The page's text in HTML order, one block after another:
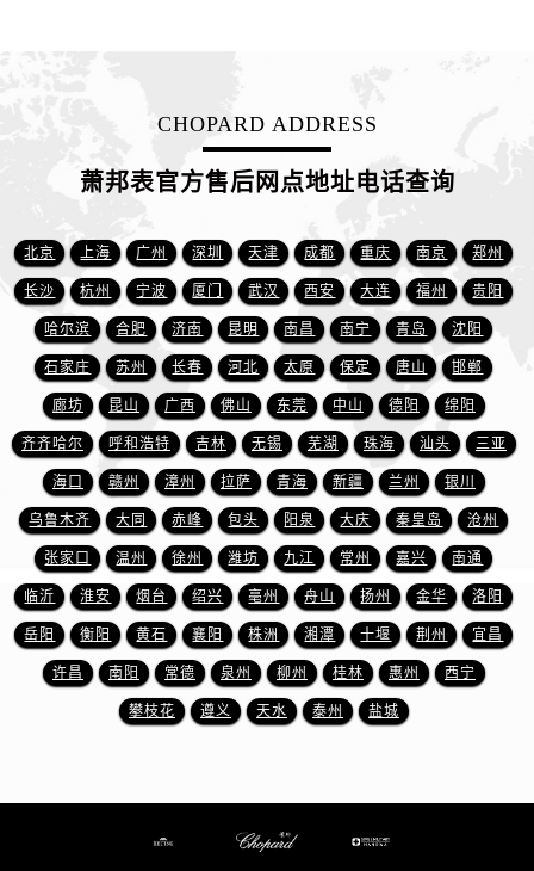
山东省德州市德城区东风中路萧邦售后服务中心（需提前预约）
山东省东营市东营区济南路萧邦售后服务中心（需提前预约）
山东省济南市历下区经十路11111号华润中心写字楼（万象城）15层1508室萧邦售后服务中心（需提前预约）
山东省济宁市任城区太白楼路萧邦售后服务中心（需提前预约）
山东省莱芜市文化南路8号银座商城名表维修一楼名表维修萧邦售后服务中心（需提前预约）
山东省临沂市兰山区解放路萧邦售后服务中心（需提前预约）
山东省日照市东港区烟台路萧邦售后服务中心（需提前预约）
山东省泰安市泰山区财源街道泰山大街萧邦售后服务中心（需提前预约）
山东省威海市环翠区新威海路89号振华商厦一楼名表维修萧邦售后服务中心（需提前预约）
山东省潍坊市奎文区东风东街萧邦售后服务中心（需提前预约）
山东省枣庄市滕州市北辛路与善国路交叉口萧邦售后服务中心（需提前预约）
山东省淄博市张店区金晶大道萧邦售后服务中心（需提前预约）
上海市黄浦区南京东路299号宏伊国际广场写字楼8层806室萧邦售后服务中心（需提前预约）
CHOPARD ADDRESS
萧邦表官方售后网点地址电话查询
北京 上海 广州 深圳 天津 成都 重庆 南京 郑州
长沙 杭州 宁波 厦门 武汉 西安 大连 福州 贵阳
哈尔滨 合肥 济南 昆明 南昌 南宁 青岛 沈阳
石家庄 苏州 长春 河北 太原 保定 唐山 邯郸
廊坊 昆山 广西 佛山 东莞 中山 德阳 绵阳
齐齐哈尔 呼和浩特 吉林 无锡 芜湖 珠海 汕头 三亚
海口 赣州 漳州 拉萨 青海 新疆 兰州 银川
乌鲁木齐 大同 赤峰 包头 阳泉 大庆 秦皇岛 沧州
张家口 温州 徐州 潍坊 九江 常州 嘉兴 南通
临沂 淮安 烟台 绍兴 亳州 舟山 扬州 金华 洛阳
岳阳 衡阳 黄石 襄阳 株洲 湘潭 十堰 荆州 宜昌
许昌 南阳 常德 泉州 柳州 桂林 惠州 西宁
攀枝花 遵义 天水 泰州 盐城